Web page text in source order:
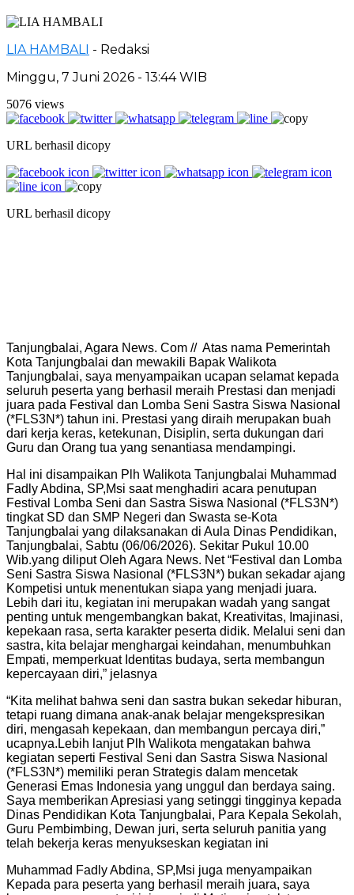
LIA HAMBALI - Redaksi
Minggu, 7 Juni 2026 - 13:44 WIB
5076 views
URL berhasil dicopy
URL berhasil dicopy
Tanjungbalai, Agara News. Com // Atas nama Pemerintah
Kota Tanjungbalai dan mewakili Bapak Walikota
Tanjungbalai, saya menyampaikan ucapan selamat kepada
seluruh peserta yang berhasil meraih Prestasi dan menjadi
juara pada Festival dan Lomba Seni Sastra Siswa Nasional
(*FLS3N*) tahun ini. Prestasi yang diraih merupakan buah
dari kerja keras, ketekunan, Disiplin, serta dukungan dari
Guru dan Orang tua yang senantiasa mendampingi.
Hal ini disampaikan Plh Walikota Tanjungbalai Muhammad
Fadly Abdina, SP,Msi saat menghadiri acara penutupan
Festival Lomba Seni dan Sastra Siswa Nasional (*FLS3N*)
tingkat SD dan SMP Negeri dan Swasta se-Kota
Tanjungbalai yang dilaksanakan di Aula Dinas Pendidikan,
Tanjungbalai, Sabtu (06/06/2026). Sekitar Pukul 10.00
Wib.yang diliput Oleh Agara News. Net“Festival dan Lomba
Seni Sastra Siswa Nasional (*FLS3N*) bukan sekadar ajang
Kompetisi untuk menentukan siapa yang menjadi juara.
Lebih dari itu, kegiatan ini merupakan wadah yang sangat
penting untuk mengembangkan bakat, Kreativitas, Imajinasi,
kepekaan rasa, serta karakter peserta didik. Melalui seni dan
sastra, kita belajar menghargai keindahan, menumbuhkan
Empati, memperkuat Identitas budaya, serta membangun
kepercayaan diri,” jelasnya
“Kita melihat bahwa seni dan sastra bukan sekedar hiburan,
tetapi ruang dimana anak-anak belajar mengekspresikan
diri, mengasah kepekaan, dan membangun percaya diri,”
ucapnya. Lebih lanjut Plh Walikota mengatakan bahwa
kegiatan seperti Festival Seni dan Sastra Siswa Nasional
(*FLS3N*) memiliki peran Strategis dalam mencetak
Generasi Emas Indonesia yang unggul dan berdaya saing.
Saya memberikan Apresiasi yang setinggi tingginya kepada
Dinas Pendidikan Kota Tanjungbalai, Para Kepala Sekolah,
Guru Pembimbing, Dewan juri, serta seluruh panitia yang
telah bekerja keras menyukseskan kegiatan ini
Muhammad Fadly Abdina, SP,Msi juga menyampaikan
Kepada para peserta yang berhasil meraih juara, saya